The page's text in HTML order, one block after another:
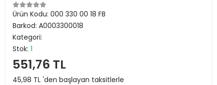
Ürün Kodu: 000 330 00 18 FB
Barkod: A0003300018
Kategori:
Stok: 1
551,76 TL
45,98 TL 'den başlayan taksitlerle